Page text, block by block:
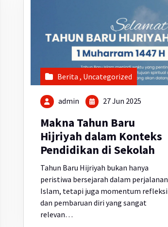
Berita , Uncategorized
admin 27 Jun 2025
Makna Tahun Baru
Hijriyah dalam Konteks
Pendidikan di Sekolah
Tahun Baru Hijriyah bukan hanya
peristiwa bersejarah dalam perjalanan
Islam, tetapi juga momentum refleksi
dan pembaruan diri yang sangat
relevan…